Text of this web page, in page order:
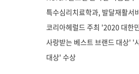
특수심리치료학과, 발달재활서
코리아헤럴드 주최 '2020 대한
사랑받는 베스트 브랜드 대상' '
대상' 수상